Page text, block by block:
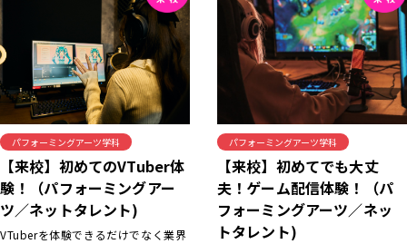
パフォーミングアーツ学科
【来校】初めてのVTuber体
験！（パフォーミングアー
ツ／ネットタレント)
VTuberを体験できるだけでなく業界
パフォーミングアーツ学科
【来校】初めてでも大丈
夫！ゲーム配信体験！（パ
フォーミングアーツ／ネッ
トタレント)